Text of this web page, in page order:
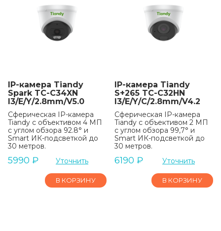
IP-камера Tiandy
Spark TC-C34XN
I3/E/Y/2.8mm/V5.0
Сферическая IP-камера
Tiandy с объективом 4 МП
с углом обзора 92.8° и
Smart ИК-подсветкой до
30 метров.
5990 ₽ Уточнить
В КОРЗИНУ
IP-камера Tiandy
S+265 TC-C32HN
I3/E/Y/C/2.8mm/V4.2
Сферическая IP-камера
Tiandy с объективом 2 МП
с углом обзора 99,7° и
Smart ИК-подсветкой до
30 метров.
6190 ₽ Уточнить
В КОРЗИНУ